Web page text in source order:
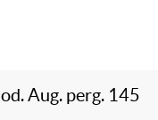
Aug. perg. 145